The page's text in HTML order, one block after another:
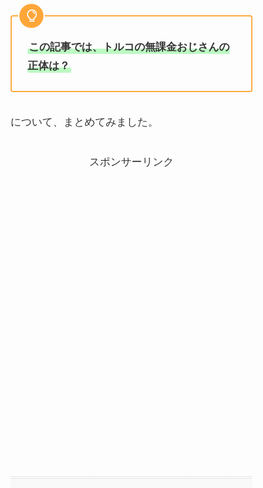
この記事では、トルコの無課金おじさんの
正体は？
について、まとめてみました。
スポンサーリンク